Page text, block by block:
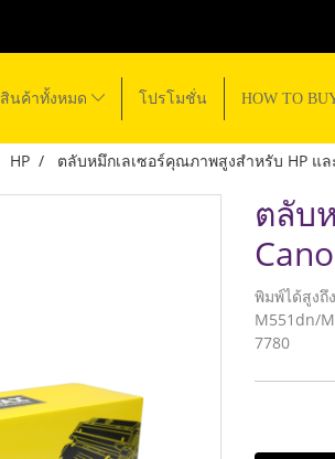
สินค้าทั้งหมด โปรโมชั่น HOW TO
HP ตลับหมึกเลเซอร์คุณภาพสูงสำหรับ HP แล
ตลับ
พิมพ์ได้สูงถึ
M551dn/
7780